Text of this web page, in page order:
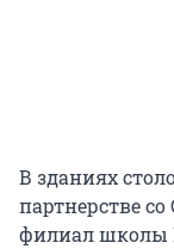
В зданиях
партнерстве
филиал школы